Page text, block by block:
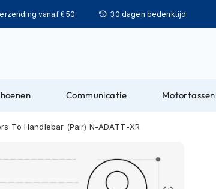
vanaf € 50 30 dagen bedenktijd
Communicatie Motortassen
To Handlebar (Pair) N-ADATT-XR